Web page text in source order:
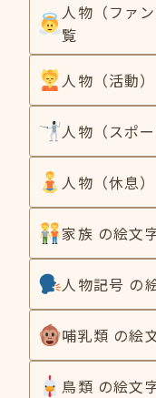
人物（ファ
覧
人物（活動
人物（スポ
人物（休息
家族 の絵文
人物記号 の
哺乳類 の絵
鳥類 の絵文